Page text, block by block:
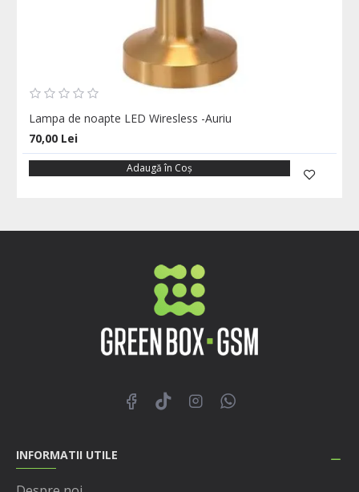
Lampa de noapte LED Wiresless -Auriu
70,00 Lei
Adaugă în Coş
INFORMATII UTILE